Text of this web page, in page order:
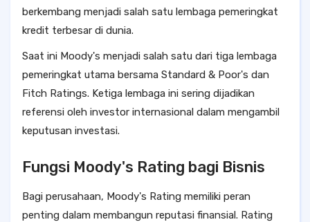
berkembang menjadi salah satu lembaga pemeringkat
kredit terbesar di dunia.
Saat ini Moody's menjadi salah satu dari tiga lembaga
pemeringkat utama bersama Standard & Poor's dan
Fitch Ratings. Ketiga lembaga ini sering dijadikan
referensi oleh investor internasional dalam mengambil
keputusan investasi.
Fungsi Moody's Rating bagi Bisnis
Bagi perusahaan, Moody's Rating memiliki peran
penting dalam membangun reputasi finansial. Rating